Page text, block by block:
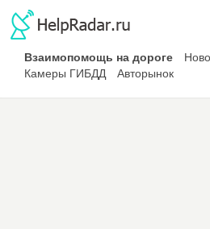
Взаимопомощь на дороге
Камеры ГИБДД
Авторынок